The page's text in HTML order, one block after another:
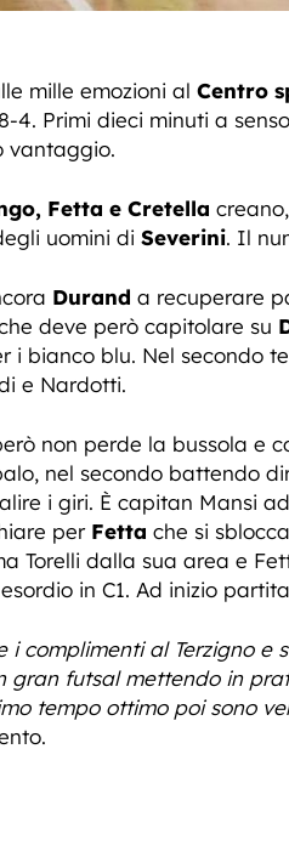
mille emozioni al Centro
8-4. Primi dieci minuti a
vantaggio.
Fetta e Cretella creano,
uomini di Severini. Il
Durand a recuperare
deve però capitolare su
i bianco blu. Nel secondo
e Nardotti.
non perde la bussola e
nel secondo battendo
i giri. È capitan Mansi
per Fetta che si
Torelli dalla sua area e
in C1. Ad inizio
i complimenti al Terzigno
gran futsal mettendo in
tempo ottimo poi sono